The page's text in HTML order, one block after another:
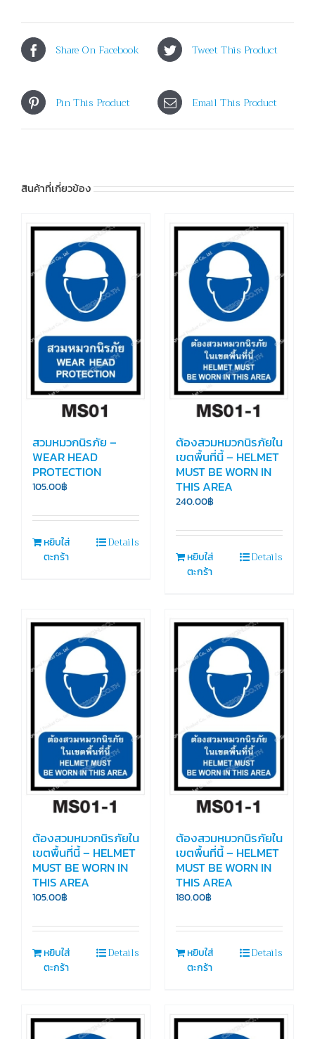
Share On Facebook Tweet This Product
Pin This Product Email This Product
สินค้าที่เกี่ยวข้อง
สวมหมวกนิรภัย –
WEAR HEAD
PROTECTION
105.00฿
หยิบใส่
ตะกร้า
Details
ต้องสวมหมวกนิรภัยใน
เขตพื้นที่นี้ – HELMET
MUST BE WORN IN
THIS AREA
240.00฿
หยิบใส่
ตะกร้า
Details
ต้องสวมหมวกนิรภัยใน
เขตพื้นที่นี้ – HELMET
MUST BE WORN IN
THIS AREA
105.00฿
หยิบใส่
ตะกร้า
Details
ต้องสวมหมวกนิรภัยใน
เขตพื้นที่นี้ – HELMET
MUST BE WORN IN
THIS AREA
180.00฿
หยิบใส่
ตะกร้า
Details